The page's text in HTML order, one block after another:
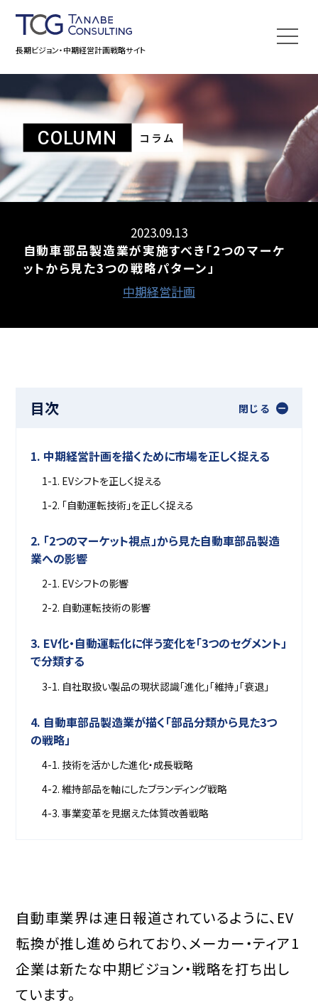
長期ビジョン・中期経営計画戦略サイト
COLUMN コラム
2023.09.13
自動車部品製造業が実施すべき 「2つのマーケ
ットから見た3つの戦略パターン」
中期経営計画
目次 閉じる
1. 中期経営計画を描くために市場を正しく捉える
1-1. EVシフトを正しく捉える
1-2. 「自動運転技術」を正しく捉える
2. 「2つのマーケット視点」から見た自動車部品製造
業への影響
2-1. EVシフトの影響
2-2. 自動運転技術の影響
3. EV化・自動運転化に伴う変化を「3つのセグメント」
で分類する
3-1. 自社取扱い製品の現状認識「進化」「維持」「衰退」
4. 自動車部品製造業が描く「部品分類から見た3つ
の戦略」
4-1. 技術を活かした進化・成長戦略
4-2. 維持部品を軸にしたブランディング戦略
4-3. 事業変革を見据えた体質改善戦略
自動車業界は連日報道されているように、EV
転換が推し進められており、メーカー・ティア1
企業は新たな中期ビジョン・戦略を打ち出し
ています。